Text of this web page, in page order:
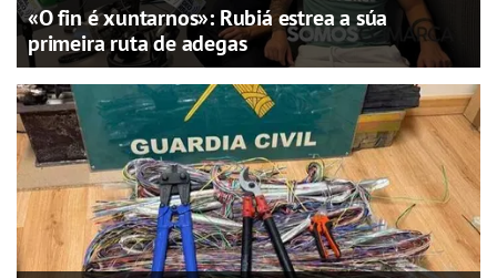
«O fin é xuntarnos»: Rubiá estrea a súa
primeira ruta de adegas